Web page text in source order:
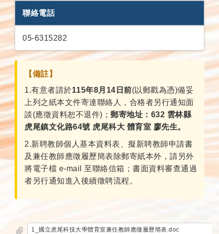
聯絡電話
05-6315282
【備註】
1.有意者請於115年8月14日前(以郵戳為憑)備妥
上列之紙本文件寄達聯絡人，合格者另行通知面
談(應徵資料恕不退件)； 郵寄地址：632 雲林縣
虎尾鎮文化路64號 虎尾科大 體育室 廖先生。
2.新聘教師個人基本資料表、擬新聘教師申請書
及兼任教師應徵履歷簡表除郵寄紙本外，請另外
將電子檔 e-mail 至聯絡信箱；書面資料審查通過
者另行通知進入後續徵聘流程。
1_國立虎尾科技大學體育室兼任教師應徵履歷簡表.doc